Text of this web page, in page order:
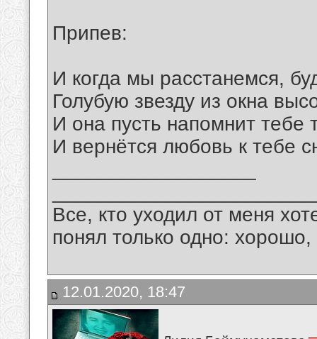
Припев:
И когда мы расстанемся,
Голубую звезду из окна
И она пусть напомнит
И вернётся любовь к тебе
Все, кто уходил от меня
понял только одно:
12.01.2020, 18:47